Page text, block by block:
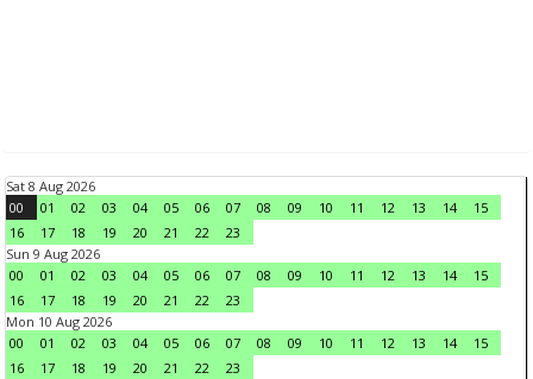
Sat 8 Aug 2026
00
01 02 03 04 05 06 07 08 09 10 11 12 13 14
15
16
17 18 19 20 21 22
23
Sun 9 Aug 2026
00
01 02 03 04 05 06 07 08 09 10 11 12 13 14
15
16
17 18 19 20 21 22
23
Mon 10 Aug 2026
00
01 02 03 04 05 06 07 08 09 10 11 12 13 14
15
16
17 18 19 20 21 22
23